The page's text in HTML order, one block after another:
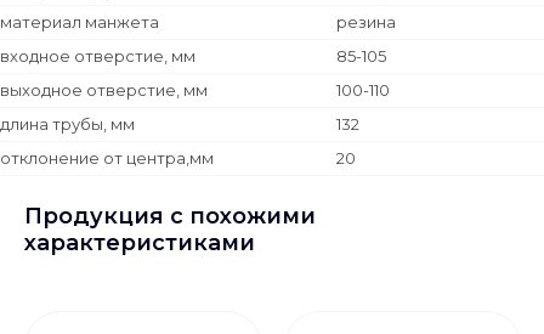
материал манжета
резина
входное отверстие, мм
85-105
выходное отверстие, мм
100-110
длина трубы, мм
132
отклонение от центра,мм
20
Продукция с похожими
характеристиками